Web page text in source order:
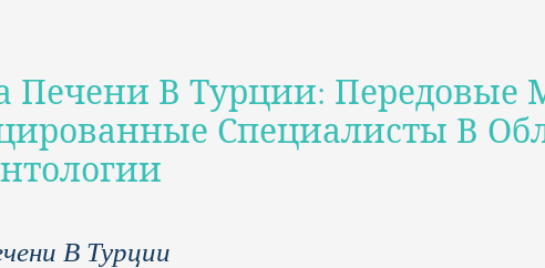
Печени В Турции: Передовые
Специалисты В
В Турции